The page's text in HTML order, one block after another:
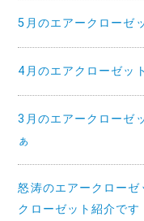
5月のエアークローゼ
4月のエアクローゼ
3月のエアークローゼ
ぁ
怒涛のエアークロー
クローゼット紹介です